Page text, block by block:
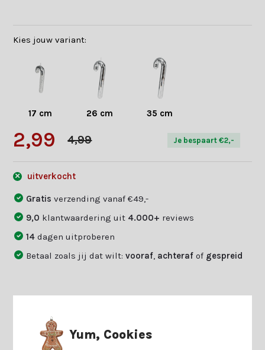
Kies jouw variant:
17 cm 26 cm 35 cm
2,99 4,99 Je bespaart €2,-
uitverkocht
Gratisverzending vanaf €49,-
9,0 klantwaardering uit 4.000+ reviews
14dagen uitproberen
Betaal zoals jij dat wilt:vooraf achteraf of gespreid
SpecificatiesYum, Cookies